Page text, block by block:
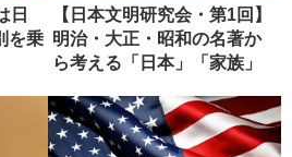
日
を乗
【日本文明研究会・第1回】
明治・大正・昭和の名著か
ら考える「日本」「家族」